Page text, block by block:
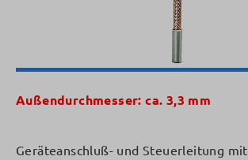
Außendurchmesser: ca. 3,3 mm
Geräteanschluß- und Steuerleitung mit